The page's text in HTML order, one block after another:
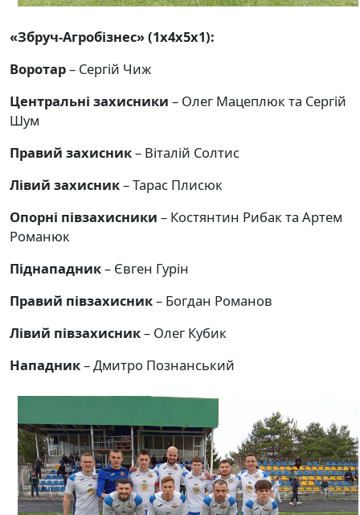
«Збруч-Агробізнес» (1х4х5х1):
Воротар– Сергій Чиж
Центральні захисники – Олег Мацеплюк та Сергій
Шум
Правий захисник– Віталій Солтис
Лівий захисник– Тарас Плисюк
Опорні півзахисники – Костянтин Рибак та Артем
Романюк
Піднападник– Євген Гурін
Правий півзахисник– Богдан Романов
Лівий півзахисник– Олег Кубик
Нападник– Дмитро Познанський